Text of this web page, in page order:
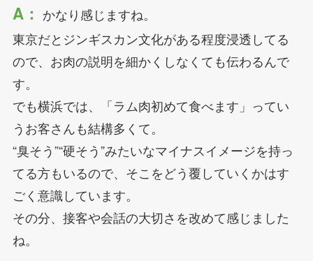
A： かなり感じますね。
東京だとジンギスカン文化がある程度浸透してる
ので、お肉の説明を細かくしなくても伝わるんで
す。
でも横浜では、「ラム肉初めて食べます」ってい
うお客さんも結構多くて。
“臭そう”“硬そう”みたいなマイナスイメージを持っ
てる方もいるので、そこをどう覆していくかはす
ごく意識しています。
その分、接客や会話の大切さを改めて感じました
ね。